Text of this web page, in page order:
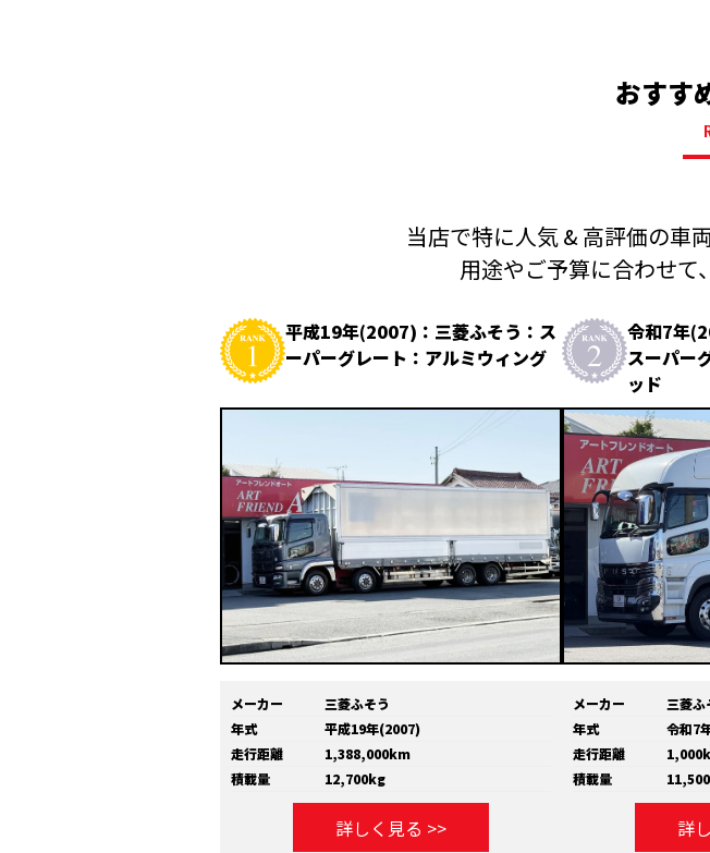
おすす
当店で特に人気 & 高評価の車
用途やご予算に合わせて、
平成19年(2007)：三菱ふそう：ス
ーパーグレート：アルミウィング
メーカー
三菱ふそう
年式
平成19年(2007)
走行距離
1,388,000km
積載量
12,700kg
詳しく見る >>
令和7年
スーパー
ッド
メーカー
三菱ふ
年式
令和7
走行距離
積載量
詳